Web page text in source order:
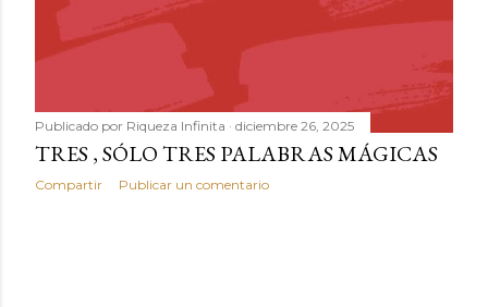
Publicado por Riqueza Infinita diciembre 26, 2025
TRES , SÓLO TRES PALABRAS MÁGICAS
Compartir Publicar un comentario